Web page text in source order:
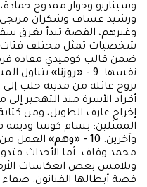
وسيناريو وحوار ممدوح
ورشيد عساف وشكران مرتجى
وغيرهم، القصة تبدأ بغرق
شخصيات تمثل مختلف فئات
ضمن قالب كوميدي مفاده
نفسها. 9 - «روزنا»
يتناول
نزوح عائلة من مدينة حلب
أفراد الأسرة منذ التهجير
إخراج عارف الطويل، ومن
الممثلين: بسام كوسا وديمة
وآخرين. 10 - «وهم»
العمل من
محمد وقاف. أما الأحداث
وتلامس بعض انعكاسات
قصة أبطالها الفنانون: